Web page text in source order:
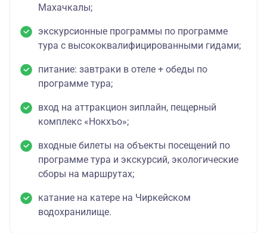
Махачкалы;
экскурсионные программы по программе
тура с высококвалифицированными гидами;
питание: завтраки в отеле + обеды по
программе тура;
вход на аттракцион зиплайн, пещерный
комплекс «Нокхъо»;
входные билеты на объекты посещений по
программе тура и экскурсий, экологические
сборы на маршрутах;
катание на катере на Чиркейском
водохранилище.